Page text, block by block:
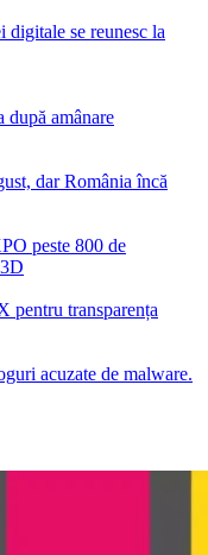
se reunesc la
după amânare
dar România încă
peste 800 de
pentru transparența
acuzate de malware.